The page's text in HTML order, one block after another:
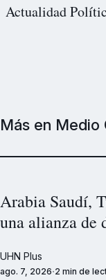
Actualidad
Más en Medio
Arabia Saudí,
una alianza de
UHN Plus
ago. 7, 2026 2 min de